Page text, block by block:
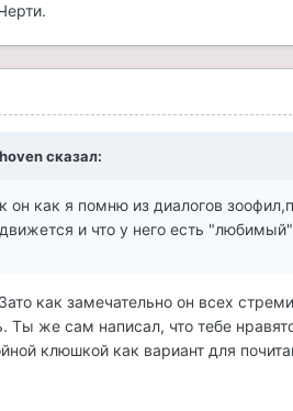
сказал:
как я помню из диалогов
и что у него есть
как замечательно он всех
Ты же сам написал, что тебе
клюшкой как вариант для